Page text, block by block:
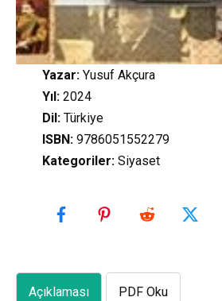
Yazar:Yusuf Akçura
Yıl:2024
Dil:Türkiye
ISBN:9786051552279
Kategoriler:Siyaset
Açıklaması PDF Oku